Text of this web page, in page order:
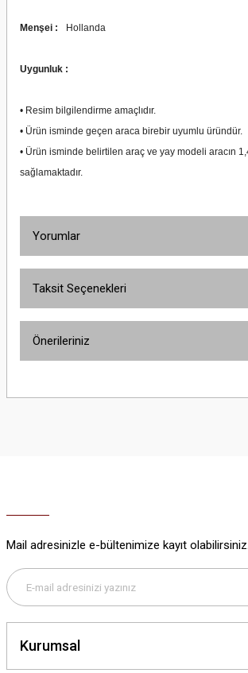
Menşei : Hollanda
Uygunluk :
• Resim bilgilendirme amaçlıdır.
• Ürün isminde geçen araca birebir uyumlu üründür.
• Ürün isminde belirtilen araç ve yay modeli aracın
sağlamaktadır.
Yorumlar
Taksit Seçenekleri
Önerileriniz
yetersiz gördüğünüz noktaları öneri formunu
Bu ürüne benzer farklı alternatifler olmalı.
Mail adresinizle e-bültenimize kayıt olabilirsiniz.
Kurumsal